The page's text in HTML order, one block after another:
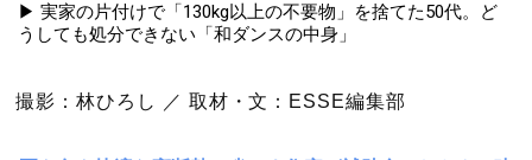
▶ 実家の片付けで「130kg以上の不要物」を捨てた50代。ど
うしても処分できない「和ダンスの中身」
撮影：林ひろし ／ 取材・文：ESSE編集部